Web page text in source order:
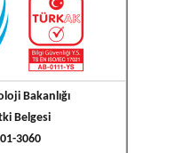
Bakanlığı
Belgesi
3060